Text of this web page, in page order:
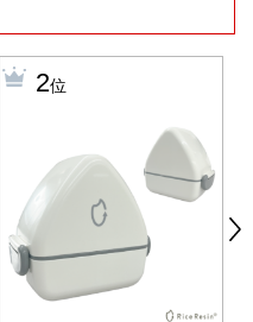
2位